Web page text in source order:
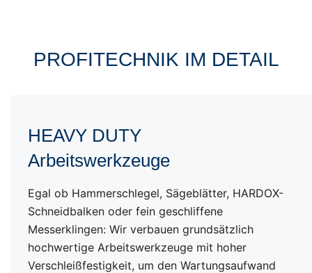
PROFITECHNIK IM DETAIL
Anti-Kavitationsventil
POWER DRIVE
Robuste Bauweise
HEAVY DUTY
Arbeitswerkzeuge
Egal ob Hammerschlegel, Sägeblätter, HARDOX-
Schneidbalken oder fein geschliffene
Messerklingen: Wir verbauen grundsätzlich
hochwertige Arbeitswerkzeuge mit hoher
Verschleißfestigkeit, um den Wartungsaufwand